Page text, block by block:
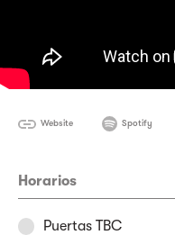
Website Spotify
Horarios
Puertas TBC